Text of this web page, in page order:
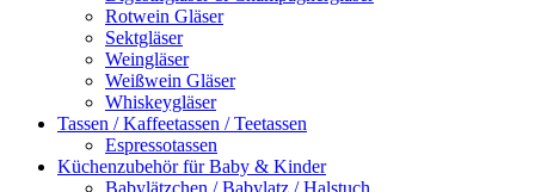
Rotwein Gläser
Sektgläser
Weingläser
Weißwein Gläser
Whiskeygläser
Tassen / Kaffeetassen / Teetassen
Espressotassen
Küchenzubehör für Baby & Kinder
Babylätzchen / Babylatz / Halstuch